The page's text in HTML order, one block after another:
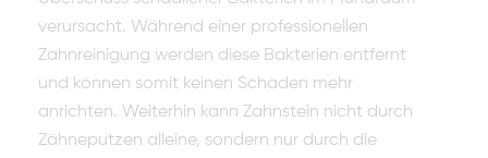
verursacht. Während einer professionellen
Zahnreinigung werden diese Bakterien entfernt
und können somit keinen Schaden mehr
anrichten. Weiterhin kann Zahnstein nicht durch
Zähneputzen alleine, sondern nur durch die